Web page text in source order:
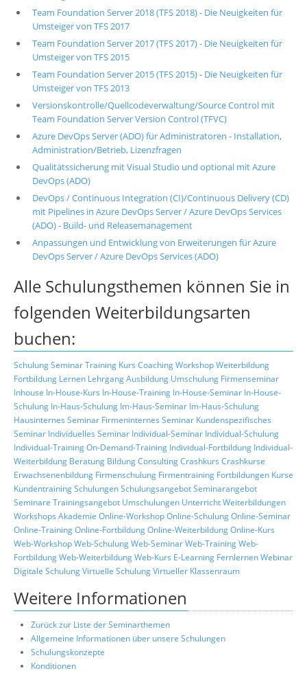
Team Foundation Server 2018 (TFS 2018) - Die Neuigkeiten für
Umsteiger von TFS 2017
Team Foundation Server 2017 (TFS 2017) - Die Neuigkeiten für
Umsteiger von TFS 2015
Team Foundation Server 2015 (TFS 2015) - Die Neuigkeiten für
Umsteiger von TFS 2013
Versionskontrolle/Quellcodeverwaltung/Source Control mit
Team Foundation Server Version Control (TFVC)
Azure DevOps Server (ADO) für Administratoren - Installation,
Administration/Betrieb, Lizenzfragen
Qualitätssicherung mit Visual Studio und optional mit Azure
DevOps (ADO)
DevOps / Continuous Integration (CI)/Continuous Delivery (CD)
mit Pipelines in Azure DevOps Server / Azure DevOps Services
(ADO) - Build- und Releasemanagement
Anpassungen und Entwicklung von Erweiterungen für Azure
DevOps Server / Azure DevOps Services (ADO)
Alle Schulungsthemen können Sie in
folgenden Weiterbildungsarten
buchen:
SchulungSeminarTraining Kurs CoachingWorkshopWeiterbildung
Fortbildung Lernen LehrgangAusbildung Umschulung Firmenseminar
Inhouse In-House-Kurs In-House-Training In-House-Seminar In-House-
Schulung In-Haus-Schulung Im-Haus-Seminar Im-Haus-Schulung
Hausinternes Seminar Firmeninternes Seminar Kundenspezifisches
Seminar Individuelles Seminar Individual-Seminar Individual-Schulung
Individual-TrainingOn-Demand-Training Individual-Fortbildung Individual-
Weiterbildung Beratung BildungConsultingCrashkurs Crashkurse
Erwachsenenbildung Firmenschulung Firmentraining Fortbildungen Kurse
KundentrainingSchulungenSchulungsangebotSeminarangebot
Seminare Trainingsangebot Umschulungen UnterrichtWeiterbildungen
Workshops Akademie Online-WorkshopOnline-SchulungOnline-Seminar
Online-TrainingOnline-FortbildungOnline-WeiterbildungOnline-Kurs
Web-WorkshopWeb-SchulungWeb-SeminarWeb-TrainingWeb-
FortbildungWeb-WeiterbildungWeb-Kurs E-Learning FernlernenWebinar
Digitale SchulungVirtuelle SchulungVirtueller Klassenraum
Weitere Informationen
Zurück zur Liste der Seminarthemen
Allgemeine Informationen über unsere Schulungen
Schulungskonzepte
Konditionen